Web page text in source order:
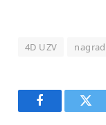
4D UZV
Facebook